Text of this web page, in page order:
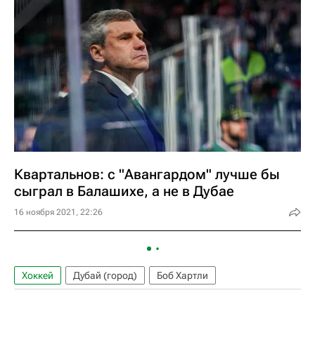
Квартальнов: с "Авангардом" лучше бы
сыграл в Балашихе, а не в Дубае
16 ноября 2021, 22:26
Хоккей Дубай (город) Боб Хартли